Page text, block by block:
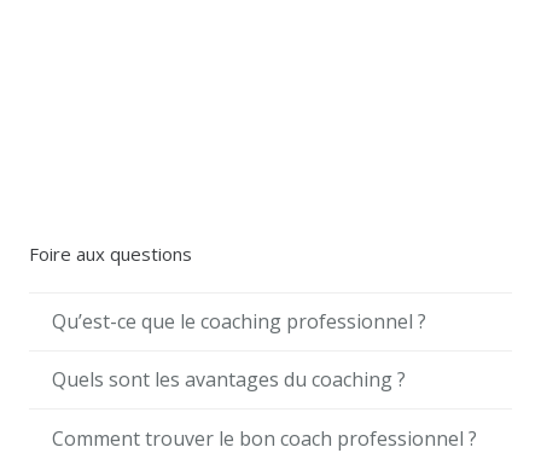
Foire aux questions
Qu’est-ce que le coaching professionnel ?
Quels sont les avantages du coaching ?
Comment trouver le bon coach professionnel ?